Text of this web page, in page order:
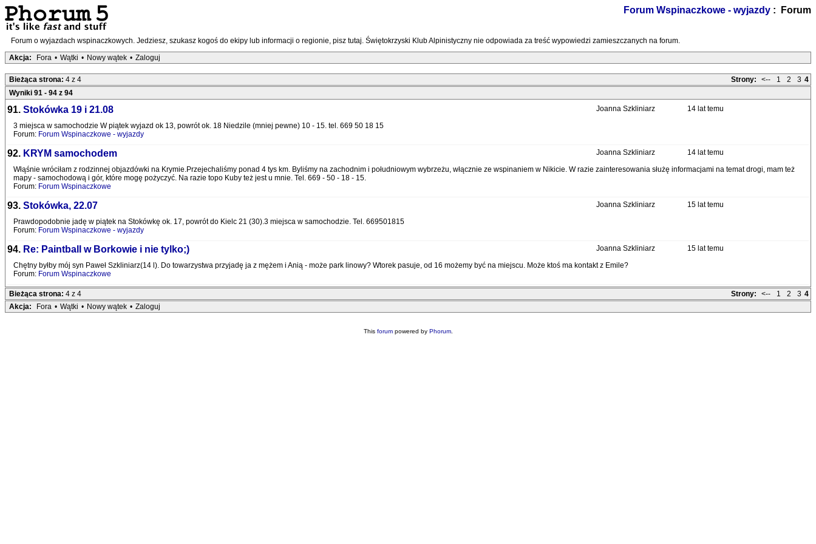
Forum Wspinaczkowe - wyjazdy : Forum
Forum o wyjazdach wspinaczkowych. Jedziesz, szukasz kogoś do ekipy lub informacji o regionie, pisz tutaj. Świętokrzyski Klub Alpinistyczny nie odpowiada za treść wypowiedzi zamieszczanych na forum.
Akcja:
Fora • Wątki • Nowy wątek • Zaloguj
Strony: <-- 1 2 3 4
Bieżąca strona: 4 z 4
Wyniki 91 - 94 z 94
14 lat temu
Joanna Szkliniarz
91. Stokówka 19 i 21.08
3 miejsca w samochodzie W piątek wyjazd ok 13, powrót ok. 18 Niedzile (mniej pewne) 10 - 15. tel. 669 50 18 15
Forum: Forum Wspinaczkowe - wyjazdy
14 lat temu
Joanna Szkliniarz
92. KRYM samochodem
Włąśnie wróciłam z rodzinnej objazdówki na Krymie.Przejechaliśmy ponad 4 tys km. Byliśmy na zachodnim i południowym wybrzeżu, włącznie ze wspinaniem w Nikicie. W razie zainteresowania służę informacjami na temat drogi, mam też
mapy - samochodową i gór, które mogę pożyczyć. Na razie topo Kuby też jest u mnie. Tel. 669 - 50 - 18 - 15.
Forum: Forum Wspinaczkowe
15 lat temu
Joanna Szkliniarz
93. Stokówka, 22.07
Prawdopodobnie jadę w piątek na Stokówkę ok. 17, powrót do Kielc 21 (30).3 miejsca w samochodzie. Tel. 669501815
Forum: Forum Wspinaczkowe - wyjazdy
15 lat temu
Joanna Szkliniarz
94. Re: Paintball w Borkowie i nie tylko;)
Chętny byłby mój syn Paweł Szkliniarz(14 l). Do towarzystwa przyjadę ja z mężem i Anią - może park linowy? Wtorek pasuje, od 16 możemy być na miejscu. Może ktoś ma kontakt z Emile?
Forum: Forum Wspinaczkowe
Strony: <-- 1 2 3 4
Bieżąca strona: 4 z 4
Akcja:
Fora • Wątki • Nowy wątek • Zaloguj
This forumpowered by Phorum.